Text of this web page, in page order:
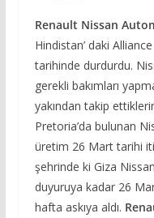
Renault Nissan
Hindistan’ daki
tarihinde durdurdu.
gerekli bakımları
yakından takip
Pretoria’da bulunan
üretim 26 Mart tarihi
şehrinde ki Giza
duyuruya kadar 26
hafta askıya aldı.